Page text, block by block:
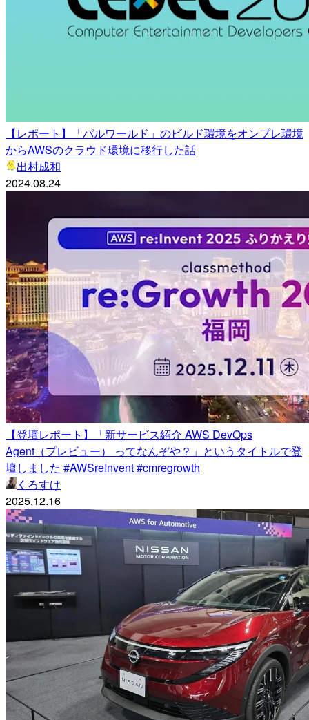
【レポート】「パルワールド」のビルド環境をオンプレ環境
からAWSのクラウド環境に移行した話
出村成和
2024.08.24
【登壇レポート】「新サービス紹介 AWS DevOps
Agent（プレビュー） ってなんぞや？」というタイトルで登
壇しました #AWSreInvent #cmregrowth
くろすけ
2025.12.16